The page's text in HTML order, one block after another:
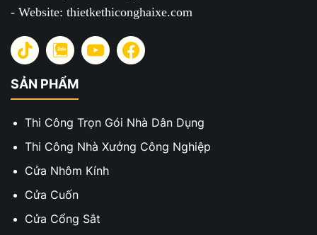
- Website: thietkethiconghaixe.com
SẢN PHẨM
Thi Công Trọn Gói Nhà Dân Dụng
Thi Công Nhà Xưởng Công Nghiệp
Cửa Nhôm Kính
Cửa Cuốn
Cửa Cổng Sắt